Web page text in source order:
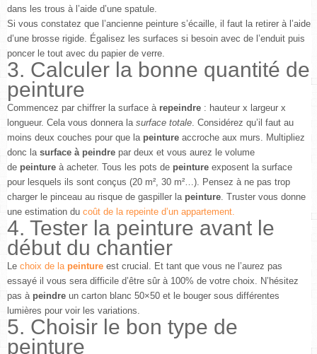
dans les trous à l’aide d’une spatule.
Si vous constatez que l’ancienne peinture s’écaille, il faut la retirer à l’aide
d’une brosse rigide. Égalisez les surfaces si besoin avec de l’enduit puis
poncer le tout avec du papier de verre.
3. Calculer la bonne quantité de
peinture
Commencez par chiffrer la surface à repeindre : hauteur x largeur x
longueur. Cela vous donnera la surface totale. Considérez qu’il faut au
moins deux couches pour que la peinture accroche aux murs. Multipliez
donc la surface à peindre par deux et vous aurez le volume
de peinture à acheter. Tous les pots de peinture exposent la surface
pour lesquels ils sont conçus (20 m², 30 m²…). Pensez à ne pas trop
charger le pinceau au risque de gaspiller la peinture. Truster vous donne
une estimation du coût de la repeinte d’un appartement.
4. Tester la peinture avant le
début du chantier
Le choix de la peinture est crucial. Et tant que vous ne l’aurez pas
essayé il vous sera difficile d’être sûr à 100% de votre choix. N’hésitez
pas à peindre un carton blanc 50×50 et le bouger sous différentes
lumières pour voir les variations.
5. Choisir le bon type de
peinture